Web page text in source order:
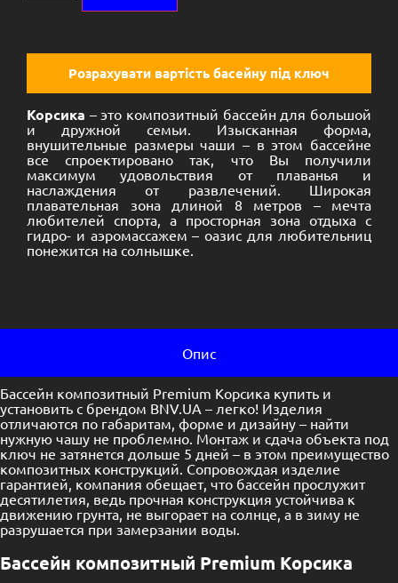
Розрахувати вартість басейну під ключ
Корсика – это композитный бассейн для большой
и дружной семьи. Изысканная форма,
внушительные размеры чаши – в этом бассейне
все спроектировано так, что Вы получили
максимум удовольствия от плаванья и
наслаждения от развлечений. Широкая
плавательная зона длиной 8 метров – мечта
любителей спорта, а просторная зона отдыха с
гидро- и аэромассажем – оазис для любительниц
понежится на солнышке.
Опис
Бассейн композитный Premium Корсика купить и
установить с брендом BNV.UA – легко! Изделия
отличаются по габаритам, форме и дизайну – найти
нужную чашу не проблемно. Монтаж и сдача объекта под
ключ не затянется дольше 5 дней – в этом преимущество
композитных конструкций. Сопровождая изделие
гарантией, компания обещает, что бассейн прослужит
десятилетия, ведь прочная конструкция устойчива к
движению грунта, не выгорает на солнце, а в зиму не
разрушается при замерзании воды.
Бассейн композитный Premium Корсика